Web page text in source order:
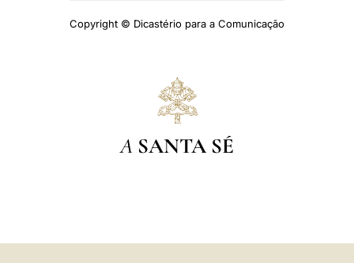
Copyright © Dicastério para a Comunicação
A SANTA SÉ